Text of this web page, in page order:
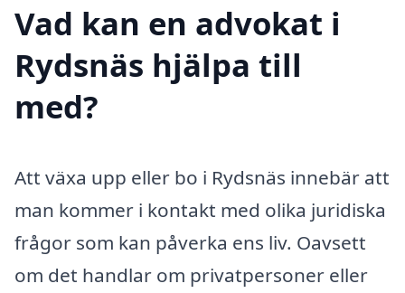
Vad kan en advokat i
Rydsnäs hjälpa till
med?
Att växa upp eller bo i Rydsnäs innebär att
man kommer i kontakt med olika juridiska
frågor som kan påverka ens liv. Oavsett
om det handlar om privatpersoner eller